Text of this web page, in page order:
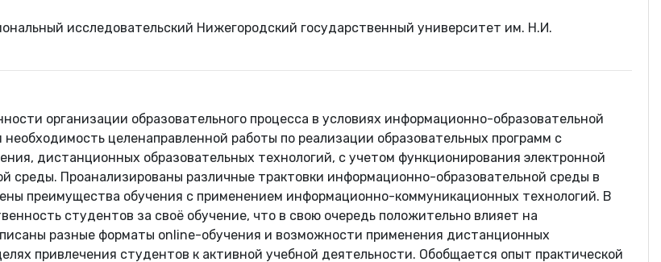
исследовательский Нижегородский государственный университет им. Н.И.
организации образовательного процесса в условиях информационно-образовательной
целенаправленной работы по реализации образовательных программ с
дистанционных образовательных технологий, с учетом функционирования электронной
среды. Проанализированы различные трактовки информационно-образовательной среды в
преимущества обучения с применением информационно-коммуникационных технологий. В
студентов за своё обучение, что в свою очередь положительно влияет на
разные форматы online-обучения и возможности применения дистанционных
привлечения студентов к активной учебной деятельности. Обобщается опыт практической